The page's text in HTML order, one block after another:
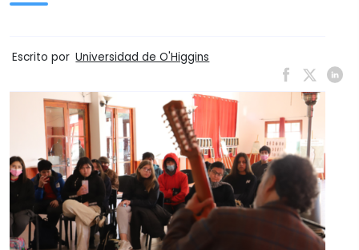
Escrito por Universidad de O'Higgins